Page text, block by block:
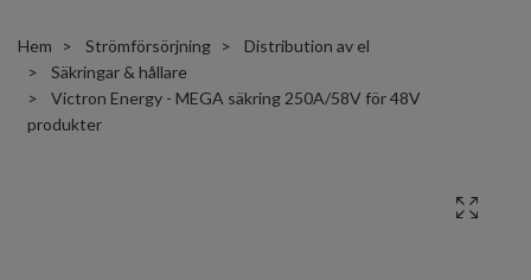
Hem Strömförsörjning
Distribution av el
Säkringar & hållare
Victron Energy - MEGA säkring 250A/58V för 48V
produkter